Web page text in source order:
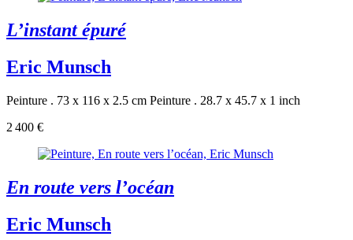
L’instant épuré
Eric Munsch
Peinture . 73 x 116 x 2.5 cm Peinture . 28.7 x 45.7 x 1 inch
2 400 €
En route vers l’océan
Eric Munsch